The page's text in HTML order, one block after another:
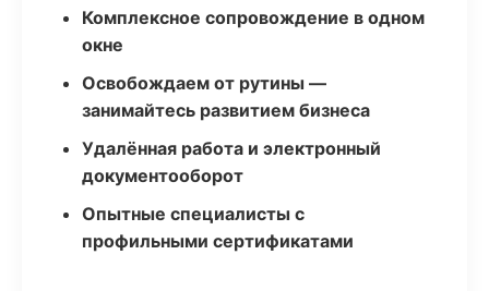
Комплексное сопровождение в одном
окне
Освобождаем от рутины —
занимайтесь развитием бизнеса
Удалённая работа и электронный
документооборот
Опытные специалисты с
профильными сертификатами